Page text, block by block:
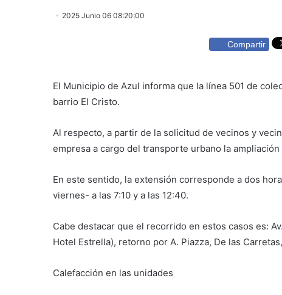
2025 Junio 06 08:20:00
Compartir
El Municipio de Azul informa que la línea 501 de
barrio El Cristo.
Al respecto, a partir de la solicitud de vecinos y
empresa a cargo del transporte urbano la
En este sentido, la extensión corresponde a dos
viernes- a las 7:10 y a las 12:40.
Cabe destacar que el recorrido en estos casos es:
Hotel Estrella), retorno por A. Piazza, De las
Calefacción en las unidades